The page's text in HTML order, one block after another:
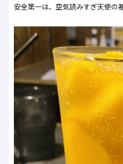
安全第一は、空気読みすぎ天使の